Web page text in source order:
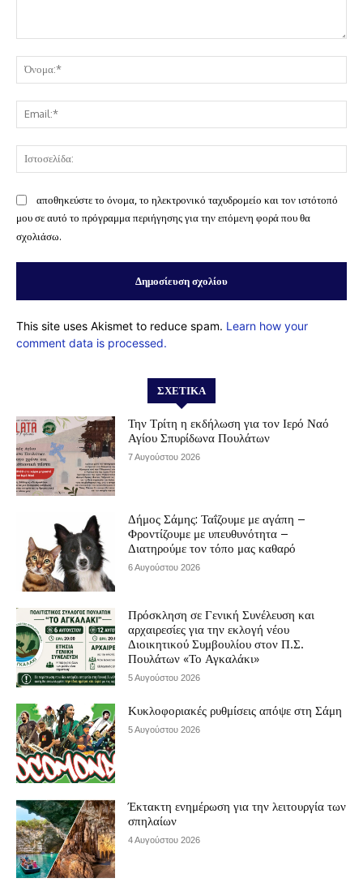
αποθηκεύστε το όνομα, το ηλεκτρονικό ταχυδρομείο και τον ιστότοπό
μου σε αυτό το πρόγραμμα περιήγησης για την επόμενη φορά που θα
σχολιάσω.
This site uses Akismet to reduce spam. Learn how your
comment data is processed.
ΣΧΕΤΙΚΆ
Την Τρίτη η εκδήλωση για τον Ιερό Ναό
Αγίου Σπυρίδωνα Πουλάτων
7 Αυγούστου 2026
Δήμος Σάμης: Ταΐζουμε με αγάπη –
Φροντίζουμε με υπευθυνότητα –
Διατηρούμε τον τόπο μας καθαρό
6 Αυγούστου 2026
Πρόσκληση σε Γενική Συνέλευση και
αρχαιρεσίες για την εκλογή νέου
Διοικητικού Συμβουλίου στον Π.Σ.
Πουλάτων «Το Αγκαλάκι»
5 Αυγούστου 2026
Κυκλοφοριακές ρυθμίσεις απόψε στη Σάμη
5 Αυγούστου 2026
Έκτακτη ενημέρωση για την λειτουργία των
σπηλαίων
4 Αυγούστου 2026